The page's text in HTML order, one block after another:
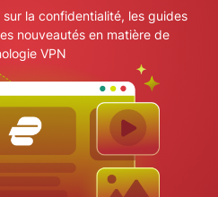
la confidentialité, les guides
nouveautés en matière de
VPN